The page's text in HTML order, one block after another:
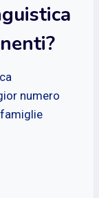
numero